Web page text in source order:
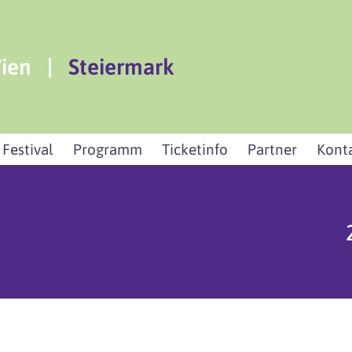
| Steiermark
Programm Ticketinfo Partner